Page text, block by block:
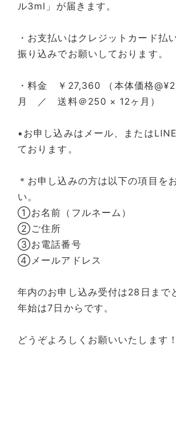
ル3ml」が届きます。
・お支払いはクレジットカード払
振り込みでお願いしております。
・料金 ￥27,360 （本体価格
月 ／ 送料＠250 × 12ヶ月）
▪️お申し込みはメール、または
ております。
＊お申し込みの方は以下の項目を
い。
①お名前（フルネーム）
②ご住所
③お電話番号
④メールアドレス
年内のお申し込み受付は28日まで
年始は7日からです。
どうぞよろしくお願いいたします！